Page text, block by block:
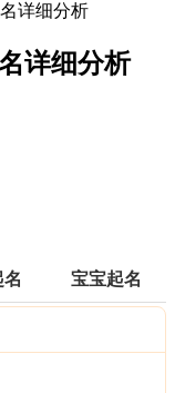
详细分析
详细分析
名 宝宝起名